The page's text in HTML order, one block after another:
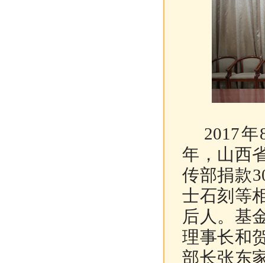
2017年
年，山西
传部捐款
士石刻等
后人。基
理事长和
部长张东